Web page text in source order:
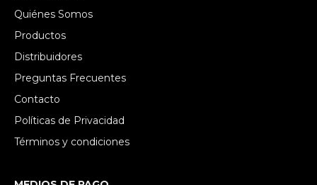
Quiénes Somos
Productos
Distribuidores
Preguntas Frecuentes
Contacto
Políticas de Privacidad
Términos y condiciones